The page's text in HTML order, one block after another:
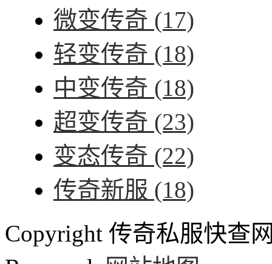
微变传奇 (17)
轻变传奇 (18)
中变传奇 (18)
超变传奇 (23)
变态传奇 (22)
传奇新服 (18)
Copyright 传奇私服快查